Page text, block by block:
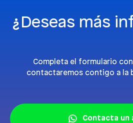
¿Deseas más
Completa el formulario
contactaremos contigo a la
Contacta un